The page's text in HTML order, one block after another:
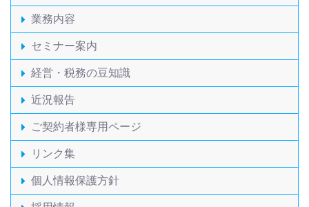
業務内容
セミナー案内
経営・税務の豆知識
近況報告
ご契約者様専用ページ
リンク集
個人情報保護方針